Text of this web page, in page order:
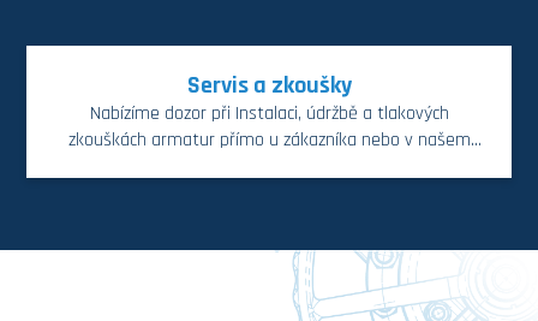
Servis a zkoušky
Nabízíme dozor při Instalaci, údržbě a tlakových
zkouškách armatur přímo u zákazníka nebo v našem